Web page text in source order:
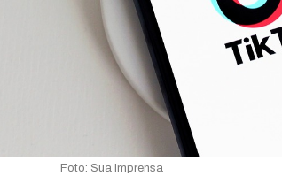
Foto: Sua Imprensa